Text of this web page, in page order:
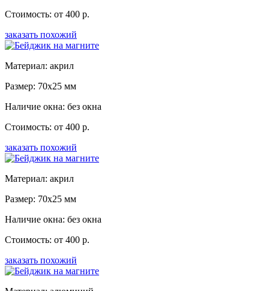
Стоимость: от 400 р.
заказать похожий
Материал: акрил
Размер: 70x25 мм
Наличие окна: без окна
Стоимость: от 400 р.
заказать похожий
Материал: акрил
Размер: 70x25 мм
Наличие окна: без окна
Стоимость: от 400 р.
заказать похожий